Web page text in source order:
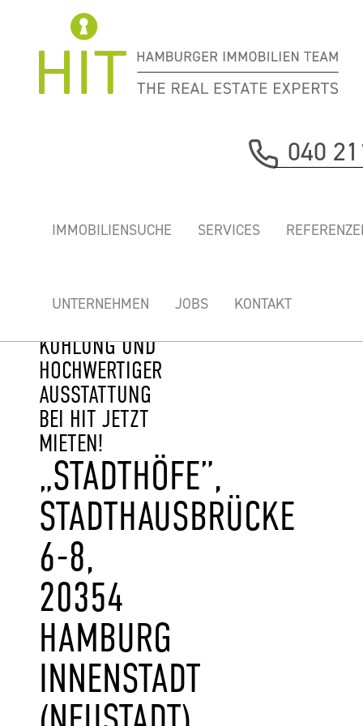
040
IMMOBILIENSUCHE SERVICES
UNTERNEHMEN JOBS KONTAKT
„STADTHÖFE” -
HAMBURGER
KÜHLUNG UND
HOCHWERTIGER
AUSSTATTUNG
BEI HIT JETZT
MIETEN!
„STADTHÖFE”,
STADTHAUSBRÜCKE
6-8,
20354
HAMBURG
INNENSTADT